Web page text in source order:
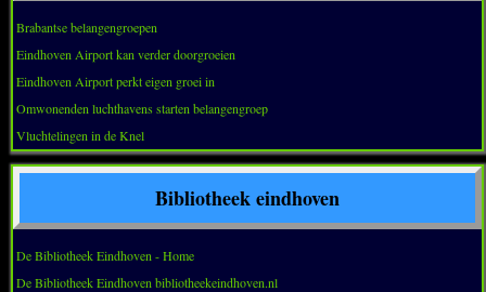
Brabantse belangengroepen
Eindhoven Airport kan verder doorgroeien
Eindhoven Airport perkt eigen groei in
Omwonenden luchthavens starten belangengroep
Vluchtelingen in de Knel
Bibliotheek eindhoven
De Bibliotheek Eindhoven - Home
De Bibliotheek Eindhoven bibliotheekeindhoven.nl